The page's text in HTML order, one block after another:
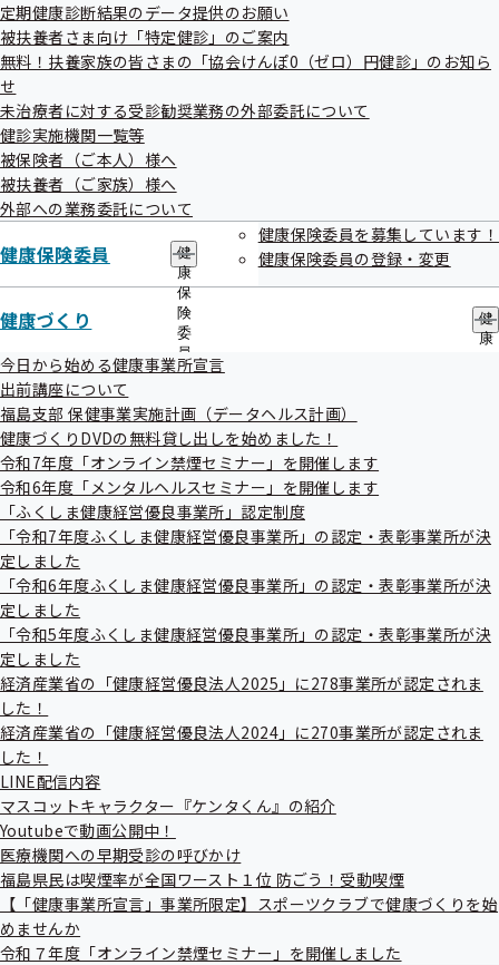
ー
定期健康診断結果のデータ提供のお願い
被扶養者さま向け「特定健診」のご案内
無料！扶養家族の皆さまの「協会けんぽ0（ゼロ）円健診」のお知ら
せ
未治療者に対する受診勧奨業務の外部委託について
健診実施機関一覧等
被保険者（ご本人）様へ
被扶養者（ご家族）様へ
外部への業務委託について
健康保険委員
健
康
保
険
委
員
の
ブ
メ
ニ
ュ
ー
健康保険委員を募集しています！
健康保険委員の登録・変更
健康づくり
健
康
ー
今日から始める健康事業所宣言
出前講座について
福島支部 保健事業実施計画（データヘルス計画）
健康づくりDVDの無料貸し出しを始めました！
令和7年度「オンライン禁煙セミナー」を開催します
令和6年度「メンタルヘルスセミナー」を開催します
「ふくしま健康経営優良事業所」認定制度
「令和7年度ふくしま健康経営優良事業所」の認定・表彰事業所が決
定しました
「令和6年度ふくしま健康経営優良事業所」の認定・表彰事業所が決
定しました
「令和5年度ふくしま健康経営優良事業所」の認定・表彰事業所が決
定しました
経済産業省の「健康経営優良法人2025」に278事業所が認定されま
した！
経済産業省の「健康経営優良法人2024」に270事業所が認定されま
した！
LINE配信内容
マスコットキャラクター『ケンタくん』の紹介
Youtubeで動画公開中！
医療機関への早期受診の呼びかけ
福島県民は喫煙率が全国ワースト１位 防ごう！受動喫煙
【「健康事業所宣言」事業所限定】スポーツクラブで健康づくりを始
めませんか
令和７年度「オンライン禁煙セミナー」を開催しました
認定された事業所様におかれましては、今後ますますのご活
躍を祈念申し上げます。
健康経営優良法人への応募は、「健康事業所宣言」にエント
リーしていることが条件となっておりますので、
「健康事業所宣言」にエントリーして、応募を検討してみて
はいかがでしょうか。
健康経営優良法人認定制度 経済産業省
健康事業所宣言について
「健康経営」はNPO法人健康経営研究会の登録商標で
す。
企画総務グループ TEL.024-523-3916（直通） FAX.024-
523-3841
健康づくり
今日から始める健康事業所宣言
出前講座について
福島支部 保健事業実施計画（データヘルス計
画）